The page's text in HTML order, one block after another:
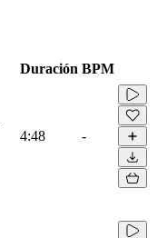
Duración BPM
4:48 -